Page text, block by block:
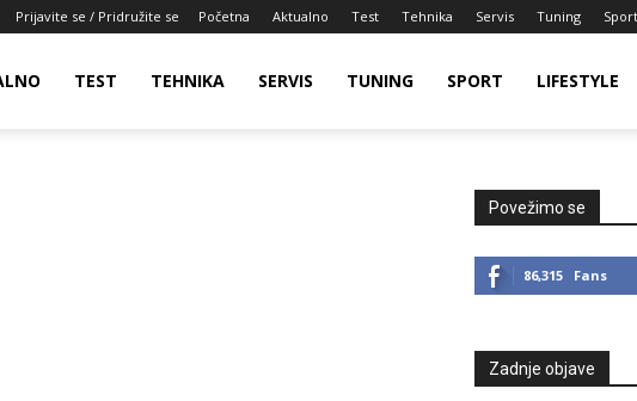
Prijavite se / Pridružite se Početna Aktualno Test Tehnika Servis Tuning Sport
TEST TEHNIKA SERVIS TUNING SPORT LIFESTYLE
Povežimo se
86,315 Fans
Zadnje objave